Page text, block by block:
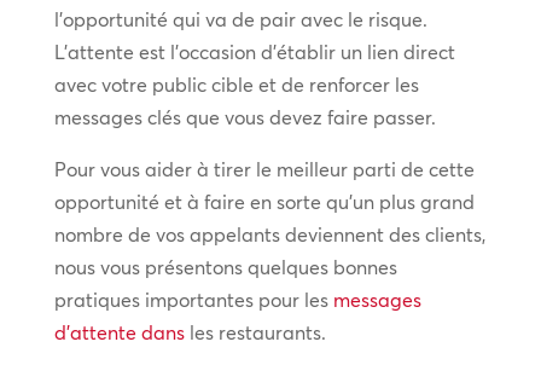
l’opportunité qui va de pair avec le risque.
L’attente est l’occasion d’établir un lien direct
avec votre public cible et de renforcer les
messages clés que vous devez faire passer.
Pour vous aider à tirer le meilleur parti de cette
opportunité et à faire en sorte qu’un plus grand
nombre de vos appelants deviennent des clients,
nous vous présentons quelques bonnes
pratiques importantes pour les messages
d’attente dansles restaurants.